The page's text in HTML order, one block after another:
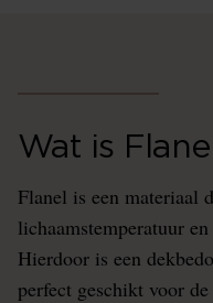
Wat is
Flanel is een materiaal
lichaamstemperatuur
Hierdoor is een
perfect geschikt voor